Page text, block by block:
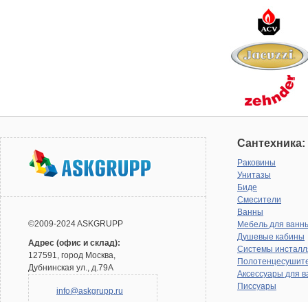
©2009-2024 ASKGRUPP
Адрес (офис и склад):
127591, город Москва,
Дубнинская ул., д.79А
info@askgrupp.ru
Сантехника:
Раковины
Унитазы
Биде
Смесители
Ванны
Мебель для
Душевые кабины
Системы
Аксессуары для
Писсуары